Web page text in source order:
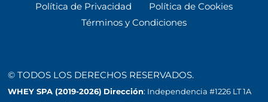
Política de Privacidad
Política de Cookies
Términos y Condiciones
© TODOS LOS DERECHOS RESERVADOS.
WHEY SPA (2019-2026) Dirección: Independencia #1226 LT 1A